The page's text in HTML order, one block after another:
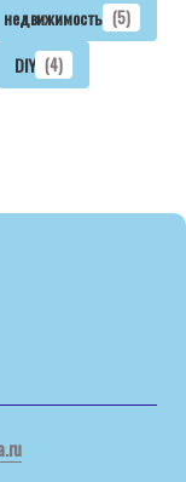
недвижимость (5)
DIY (4)